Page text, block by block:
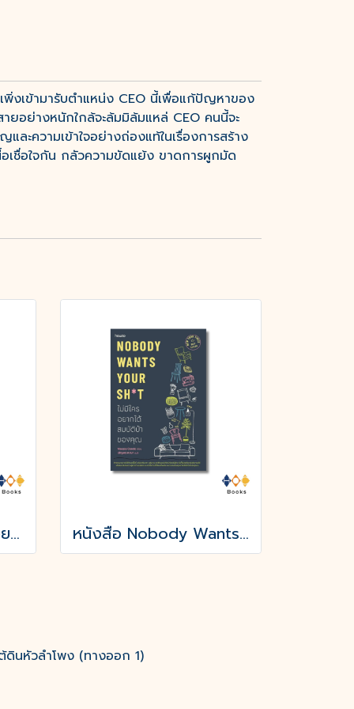
พิ่งเข้ามารับตำแหน่ง CEO นี้เพื่อแก้ปัญหาของ
อย่างหนักใกล้จะล้มมิล้มแหล่ CEO คนนี้จะ
ละความเข้าใจอย่างถ่องแท้ในเรื่องการสร้าง
เชื่อใจกัน กลัวความขัดแย้ง ขาดการผูกมัด
หนังสือ โอบกอดเด็กน้อยในใจเรา (YOUR POCKET THERAPIST) หนังสือ Nobody Wants Your Sht ไม่มีใครอยากได้สมบัติบ้าของคุณ
นหัวลำโพง (ทางออก 1)